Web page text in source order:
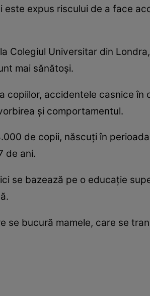
este expus riscului de a face
Universitar din
mai sănătoşi.
accidentele casnice în
şi comportamentul.
de copii, născuţi în
de ani.
se bazează pe o educaţie
bucură mamele, care se